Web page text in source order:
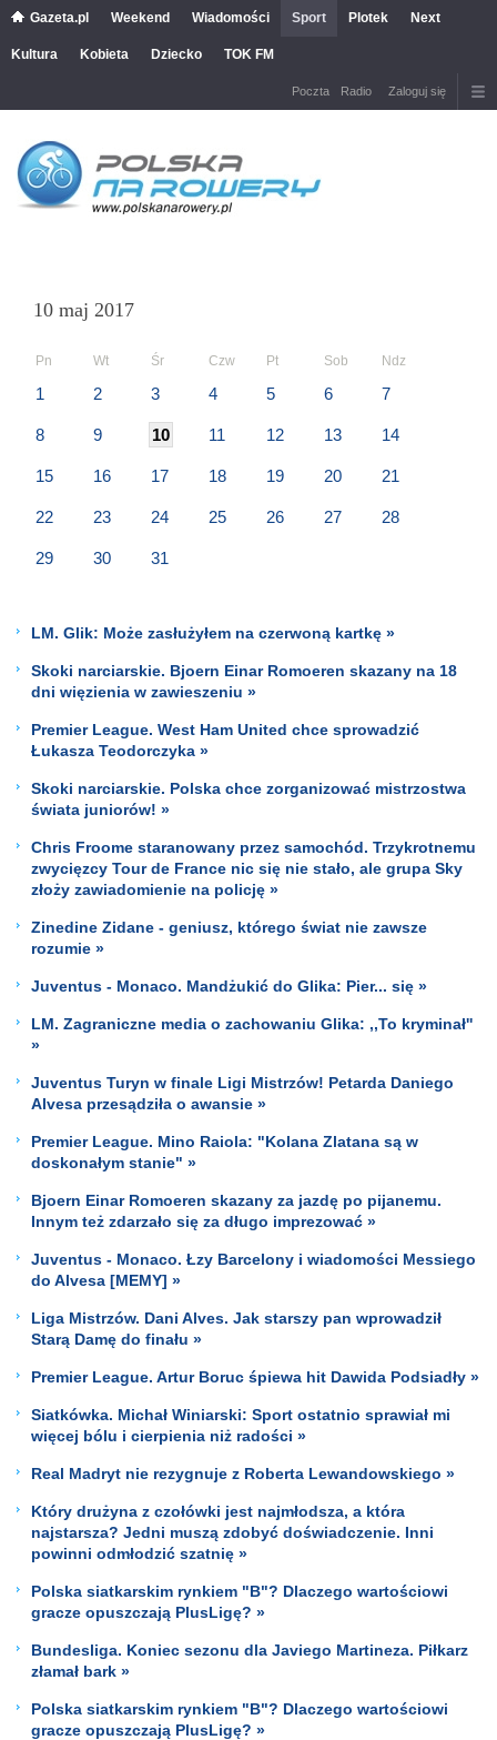
Gazeta.pl Weekend Wiadomości Sport Plotek Next
Kultura Kobieta Dziecko TOK FM
Poczta Radio Zaloguj się
10 maj 2017
Pn Wt Śr Czw Pt Sob Ndz
1 2 3 4 5 6 7
8 9 10 11 12 13 14
15 16 17 18 19 20 21
22 23 24 25 26 27 28
29 30 31
LM. Glik: Może zasłużyłem na czerwoną kartkę »
Skoki narciarskie. Bjoern Einar Romoeren skazany na 18
dni więzienia w zawieszeniu »
Premier League. West Ham United chce sprowadzić
Łukasza Teodorczyka »
Skoki narciarskie. Polska chce zorganizować mistrzostwa
świata juniorów! »
Chris Froome staranowany przez samochód. Trzykrotnemu
zwycięzcy Tour de France nic się nie stało, ale grupa Sky
złoży zawiadomienie na policję »
Zinedine Zidane - geniusz, którego świat nie zawsze
rozumie »
Juventus - Monaco. Mandżukić do Glika: Pier... się »
LM. Zagraniczne media o zachowaniu Glika: ,,To kryminał''
»
Juventus Turyn w finale Ligi Mistrzów! Petarda Daniego
Alvesa przesądziła o awansie »
Premier League. Mino Raiola: "Kolana Zlatana są w
doskonałym stanie" »
Bjoern Einar Romoeren skazany za jazdę po pijanemu.
Innym też zdarzało się za długo imprezować »
Juventus - Monaco. Łzy Barcelony i wiadomości Messiego
do Alvesa [MEMY] »
Liga Mistrzów. Dani Alves. Jak starszy pan wprowadził
Starą Damę do finału »
Premier League. Artur Boruc śpiewa hit Dawida Podsiadły »
Siatkówka. Michał Winiarski: Sport ostatnio sprawiał mi
więcej bólu i cierpienia niż radości »
Real Madryt nie rezygnuje z Roberta Lewandowskiego »
Który drużyna z czołówki jest najmłodsza, a która
najstarsza? Jedni muszą zdobyć doświadczenie. Inni
powinni odmłodzić szatnię »
Polska siatkarskim rynkiem "B"? Dlaczego wartościowi
gracze opuszczają PlusLigę? »
Bundesliga. Koniec sezonu dla Javiego Martineza. Piłkarz
złamał bark »
Polska siatkarskim rynkiem "B"? Dlaczego wartościowi
gracze opuszczają PlusLigę? »